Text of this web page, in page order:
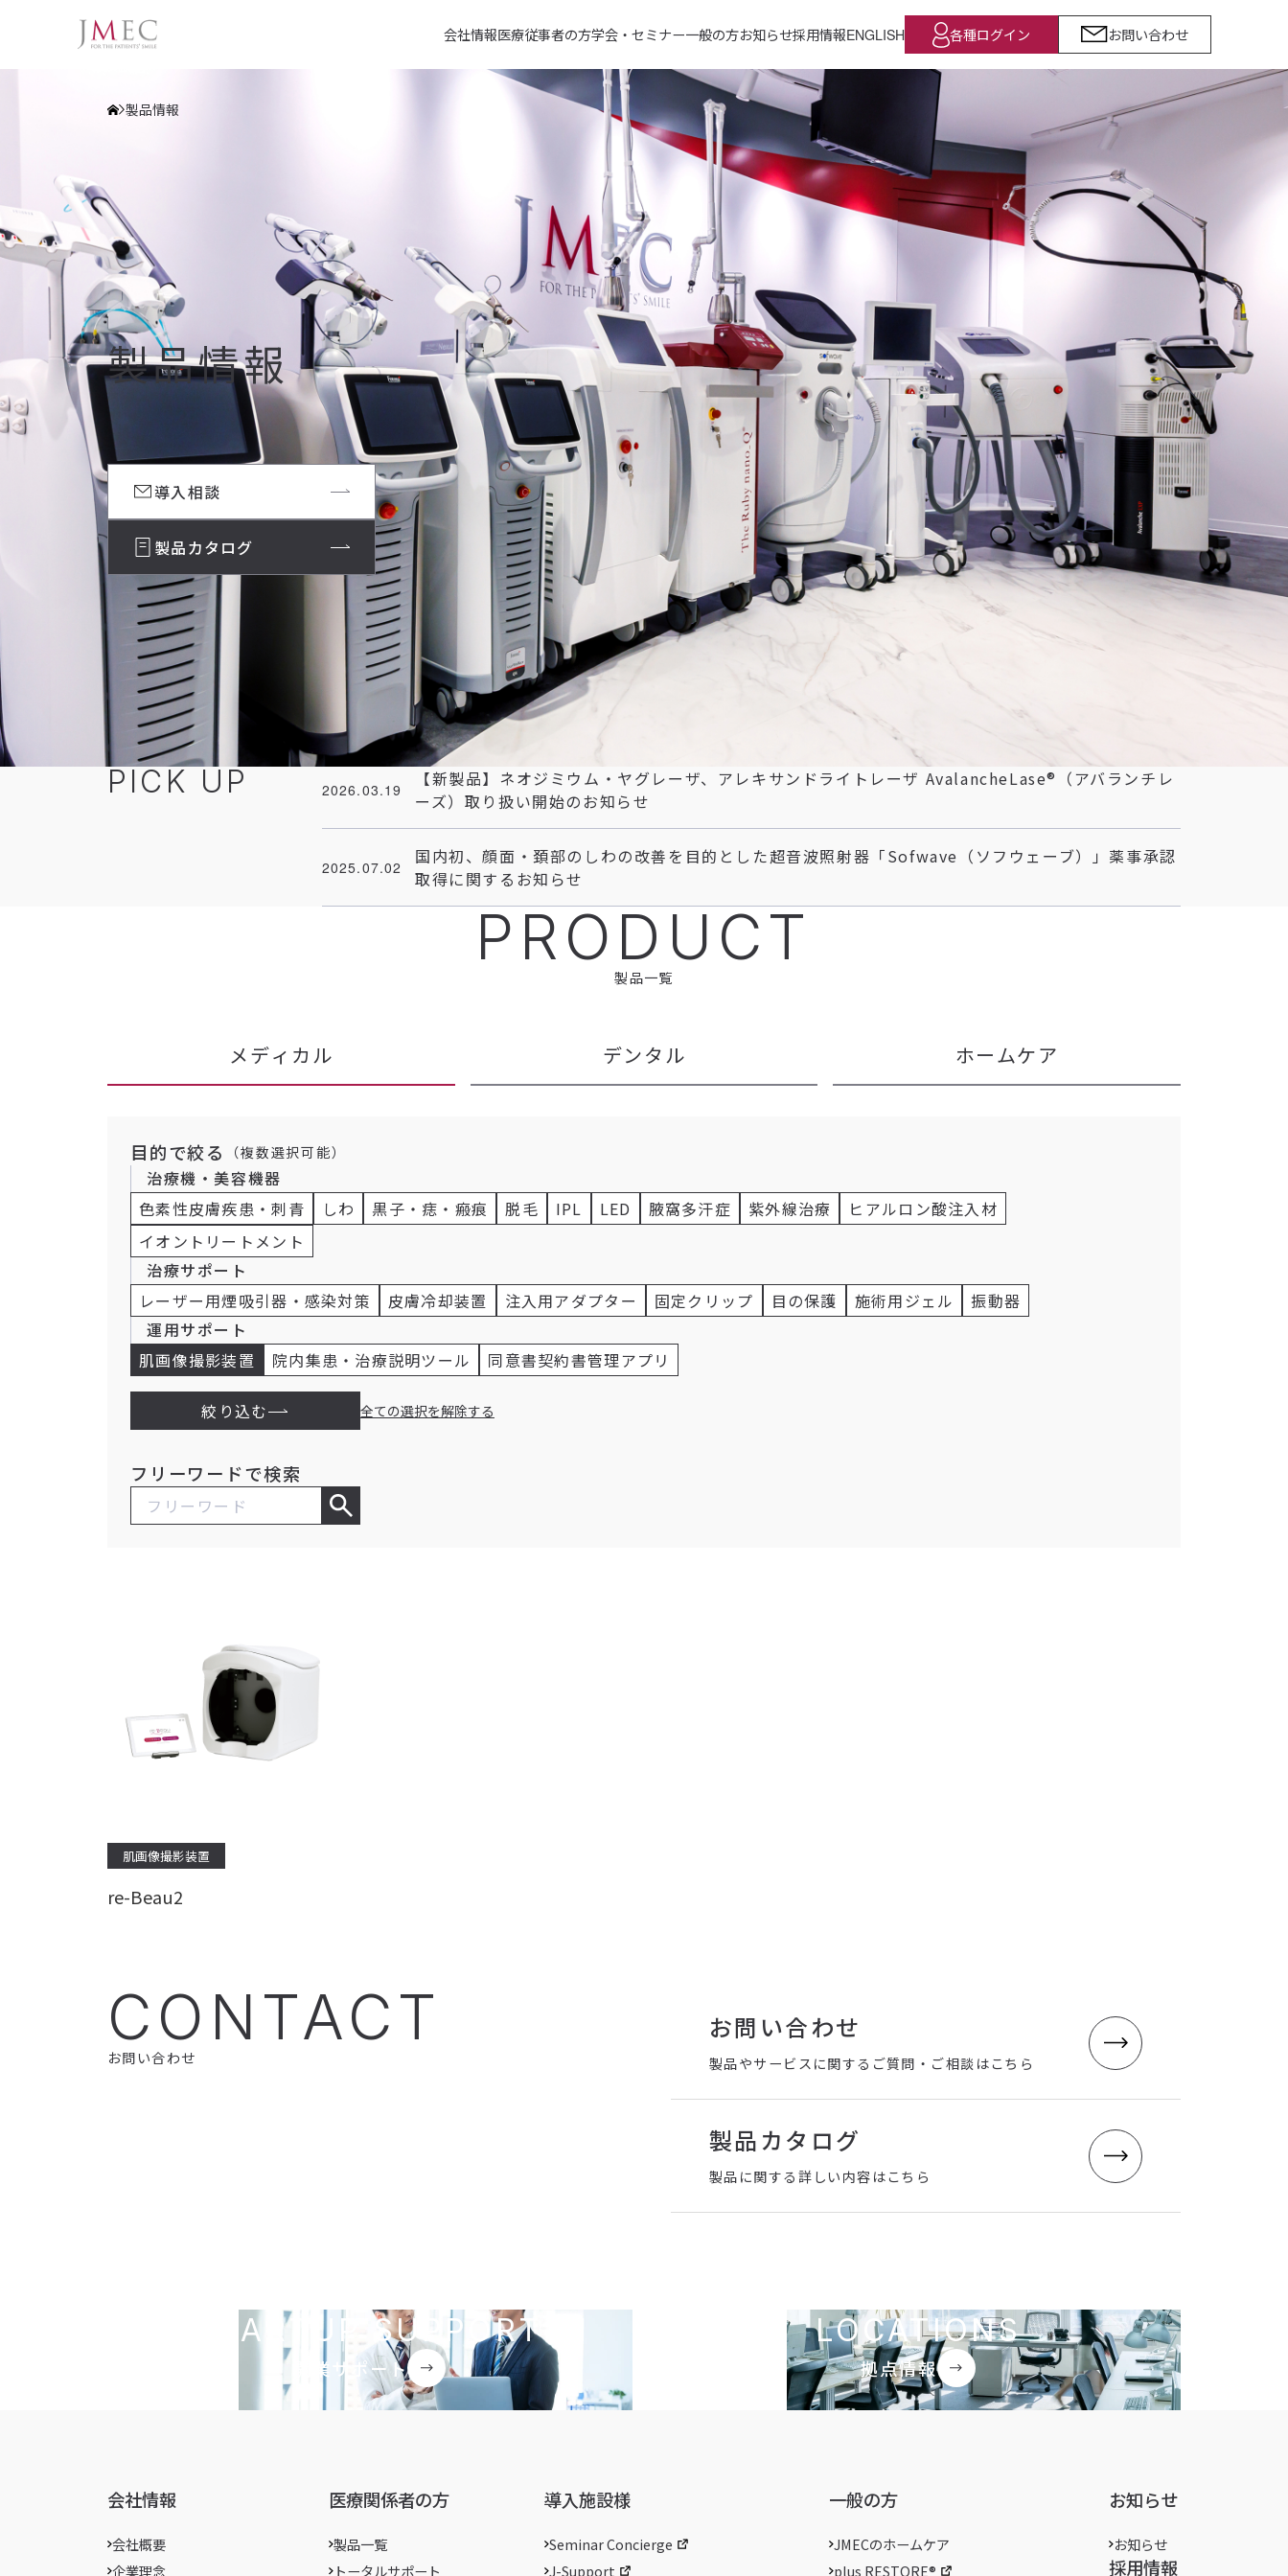
会社情報医療従事者の方学会・セミナー一般の方お知らせ採用情報ENGLISH 各種ログイン お問い合わせ
製品情報
製品情報
導入相談
製品カタログ
PICK UP 2026.03.19
【新製品】ネオジミウム・ヤグレーザ、アレキサンドライトレーザ AvalancheLase®（アバランチレ
ーズ）取り扱い開始のお知らせ
2025.07.02
国内初、顔面・頚部のしわの改善を目的とした超音波照射器「Sofwave（ソフウェーブ）」薬事承認
取得に関するお知らせ
PRODUCT
製品一覧
メディカル デンタル ホームケア
目的で絞る （複数選択可能）
治療機・美容機器
色素性皮膚疾患・刺青
しわ 黒子・痣・瘢痕 脱毛 IPL LED 腋窩多汗症 紫外線治療
ヒアルロン酸注入材
イオントリートメント
治療サポート
レーザー用煙吸引器・感染対策
皮膚冷却装置 注入用アダプター 固定クリップ 目の保護 施術用ジェル
振動器
運用サポート
肌画像撮影装置
院内集患・治療説明ツール 同意書契約書管理アプリ
絞り込む 全ての選択を解除する
フリーワードで検索
肌画像撮影装置
re-Beau2
CONTACT
お問い合わせ
お問い合わせ
製品やサービスに関するご質問・ご相談はこちら
製品カタログ
製品に関する詳しい内容はこちら
STARTUP SUPPORT
開業サポート
LOCATIONS
拠点情報
会社情報
会社概要
企業理念
医療関係者の方
製品一覧
トータルサポート
導入施設様
Seminar Concierge
J-Support
一般の方
JMECのホームケア
plus RESTORE®
お知らせ
お知らせ
採用情報